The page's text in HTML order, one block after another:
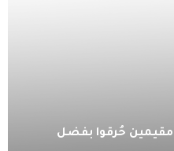
حُرقوا بفضل